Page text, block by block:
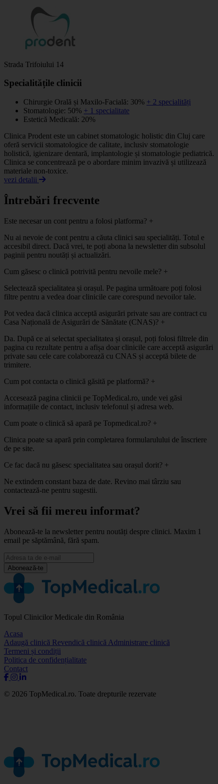
Strada Trifoiului 14
Specialitățile clinicii
Chirurgie Orală și Maxilo-Facială: 30% + 2 specialități
Stomatologie: 50% + 1 specialitate
Estetică Medicală: 20%
Clinica Prodent este un cabinet stomatologic holistic din Cluj care
oferă servicii stomatologice de calitate, inclusiv stomatologie
holistică, igienizare dentară, implantologie și stomatologie pediatrică.
Clinica se concentrează pe o abordare minim invazivă și utilizează
materiale non-toxice.
vezi detalii
Întrebări frecvente
Este necesar un cont pentru a folosi platforma? +
Nu ai nevoie de cont pentru a căuta clinici sau specialități. Totul e
accesibil direct. Dacă vrei, te poți abona la newsletter din subsolul
paginii pentru noutăți și actualizări.
Cum găsesc o clinică potrivită pentru nevoile mele? +
Selectează specialitatea și orașul. Pe pagina următoare poți folosi
filtre pentru a vedea doar clinicile care corespund nevoilor tale.
Pot vedea dacă clinica acceptă asigurări private sau are contract cu
Casa Națională de Asigurări de Sănătate (CNAS)? +
Da. După ce ai selectat specialitatea și orașul, poți folosi filtrele din
pagina cu rezultate pentru a afișa doar clinicile care acceptă asigurări
private sau cele care colaborează cu CNAS și acceptă bilete de
trimitere.
Cum pot contacta o clinică găsită pe platformă? +
Accesează pagina clinicii pe TopMedical.ro, unde vei găsi
informațiile de contact, inclusiv telefonul și adresa web.
Cum poate o clinică să apară pe Topmedical.ro? +
Clinica poate sa apară prin completarea formularulului de înscriere
de pe site.
Ce fac dacă nu găsesc specialitatea sau orașul dorit? +
Ne extindem constant baza de date. Revino mai târziu sau
contactează-ne pentru sugestii.
Vrei să fii mereu informat?
Abonează-te la newsletter pentru noutăți despre clinici. Maxim 1
email pe săptămână, fără spam.
Abonează-te
Topul Clinicilor Medicale din România
Acasa
Adaugă clinică Revendică clinică Administrare clinică
Termeni și condiții
Politica de confidențialitate
Contact
© 2026 TopMedical.ro. Toate drepturile rezervate